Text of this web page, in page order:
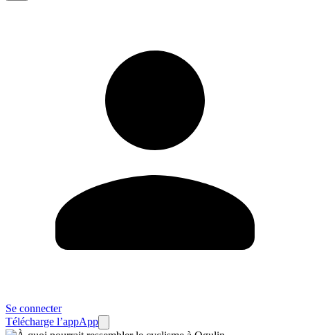
Se connecter
Télécharge l’appApp